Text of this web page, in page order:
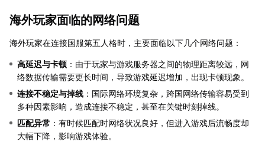
海外玩家面临的网络问题
海外玩家在连接国服第五人格时，主要面临以下几个网络问题：
高延迟与卡顿 ：由于玩家与游戏服务器之间的物理距离较远，网
络数据传输需要更长时间，导致游戏延迟增加，出现卡顿现象。
连接不稳定与掉线 ：国际网络环境复杂，跨国网络传输容易受到
多种因素影响，造成连接不稳定，甚至在关键时刻掉线。
匹配异常 ：有时候匹配时网络状况良好，但进入游戏后流畅度却
大幅下降，影响游戏体验。